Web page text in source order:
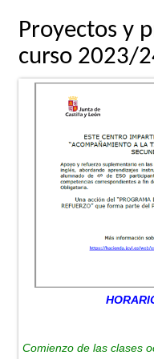
Proyectos y
curso 2023/
Comienzo de las clases